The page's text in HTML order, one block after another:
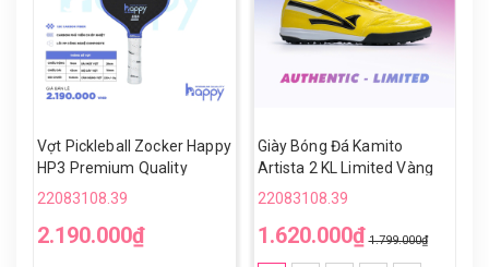
Vợt Pickleball Zocker Happy
HP3 Premium Quality
22083108.39
2.190.000₫
Giày Bóng Đá Kamito
Artista 2 KL Limited Vàng
Đen TF
22083108.39
1.620.000₫ 1.799.000₫